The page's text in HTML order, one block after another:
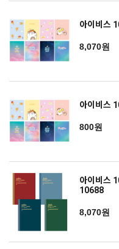
아이비스
8,070원
아이비스
800원
아이비스
10688
8,070원